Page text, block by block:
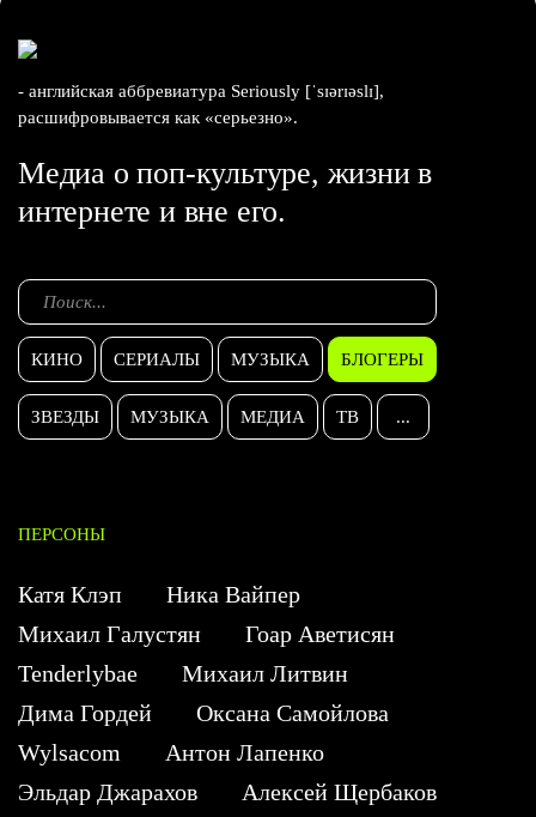
- английская аббревиатура Seriously [ˈsɪərɪəslɪ],
расшифровывается как «серьезно».
Медиа о поп-культуре, жизни в
интернете и вне его.
КИНО СЕРИАЛЫ МУЗЫКА БЛОГЕРЫ
ЗВЕЗДЫ МУЗЫКА МЕДИА ТВ ...
ПЕРСОНЫ
Катя Клэп
Ника Вайпер
Михаил Галустян
Гоар Аветисян
Tenderlybae
Михаил Литвин
Дима Гордей
Оксана Самойлова
Wylsacom
Антон Лапенко
Эльдар Джарахов
Алексей Щербаков